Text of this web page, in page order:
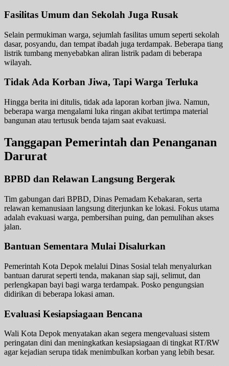
Fasilitas Umum dan Sekolah Juga Rusak
Selain permukiman warga, sejumlah fasilitas umum seperti sekolah
dasar, posyandu, dan tempat ibadah juga terdampak. Beberapa tiang
listrik tumbang menyebabkan aliran listrik padam di beberapa
wilayah.
Tidak Ada Korban Jiwa, Tapi Warga Terluka
Hingga berita ini ditulis, tidak ada laporan korban jiwa. Namun,
beberapa warga mengalami luka ringan akibat tertimpa material
bangunan atau tertusuk benda tajam saat evakuasi.
Tanggapan Pemerintah dan Penanganan
Darurat
BPBD dan Relawan Langsung Bergerak
Tim gabungan dari BPBD, Dinas Pemadam Kebakaran, serta
relawan kemanusiaan langsung diterjunkan ke lokasi. Fokus utama
adalah evakuasi warga, pembersihan puing, dan pemulihan akses
jalan.
Bantuan Sementara Mulai Disalurkan
Pemerintah Kota Depok melalui Dinas Sosial telah menyalurkan
bantuan darurat seperti tenda, makanan siap saji, selimut, dan
perlengkapan bayi bagi warga terdampak. Posko pengungsian
didirikan di beberapa lokasi aman.
Evaluasi Kesiapsiagaan Bencana
Wali Kota Depok menyatakan akan segera mengevaluasi sistem
peringatan dini dan meningkatkan kesiapsiagaan di tingkat RT/RW
agar kejadian serupa tidak menimbulkan korban yang lebih besar.